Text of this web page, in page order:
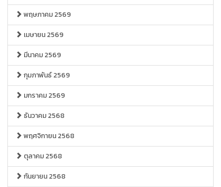
พฤษภาคม 2569
เมษายน 2569
มีนาคม 2569
กุมภาพันธ์ 2569
มกราคม 2569
ธันวาคม 2568
พฤศจิกายน 2568
ตุลาคม 2568
กันยายน 2568